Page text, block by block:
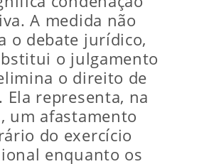
A medida não
o debate jurídico,
o julgamento
o direito de
Ela representa, na
um afastamento
do exercício
enquanto os